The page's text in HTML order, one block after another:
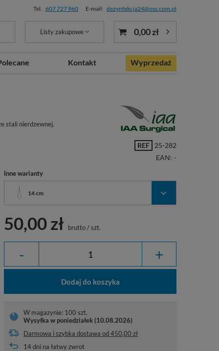
Tel. 607 727 960 E-mail: dezynfekcja24@oss.com.pl
Listy zakupowe 0,00 zł
Kontakt Wyprzedaż
stali nierdzewnej.
REF
25-282
EAN: -
Inne warianty
14 cm
50,00 zł brutto/szt.
- +
Dodaj do koszyka
W magazynie: 100 szt.
Wysyłkaw poniedziałek (10.08.2026)
Darmowa i szybka dostawa od450,00 zł
14dni na łatwy zwrot